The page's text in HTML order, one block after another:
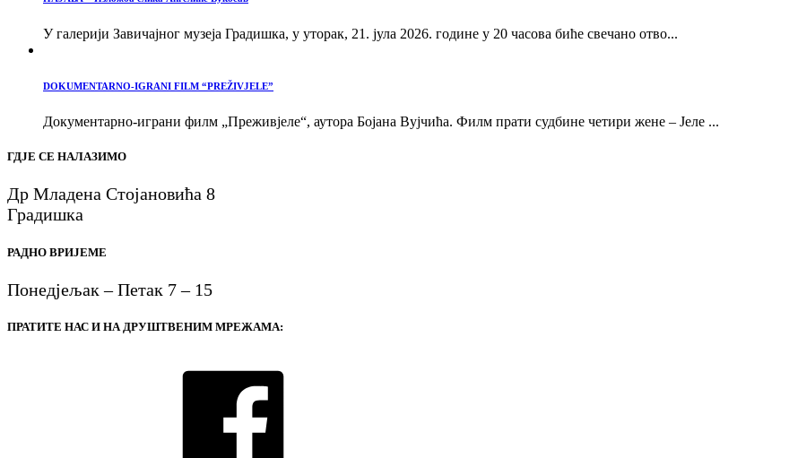
У галерији Завичајног музеја Градишка, у уторак, 21. јула 2026. године у 20 часова биће свечано отво...
DOKUMENTARNO-IGRANI FILM “PREŽIVJELE”
Документарно-играни филм „Преживјеле“, аутора Бојана Вујчића. Филм прати судбине четири жене – Јеле ...
ГДЈЕ СЕ НАЛАЗИМО
Др Младена Стојановића 8
Градишка
РАДНО ВРИЈЕМЕ
Понедјељак – Петак 7 – 15
ПРАТИТЕ НАС И НА ДРУШТВЕНИМ МРЕЖАМА: